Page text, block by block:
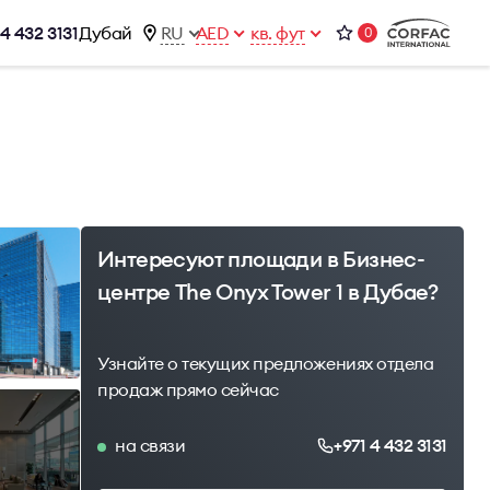
432 3131Дубай RU AED кв. фут 0
Интересуют площади в Бизнес-
центре The Onyx Tower 1 в Дубае?
Узнайте о текущих предложениях отдела
продаж прямо сейчас
на связи +971 4 432 3131
office@brightrich.com